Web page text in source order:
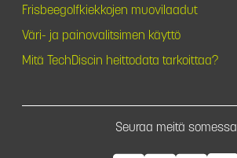
Frisbeegolfkiekkojen muovilaadut
Väri- ja painovalitsimen käyttö
Mitä TechDiscin heittodata tarkoittaa?
Seuraa meitä somessa